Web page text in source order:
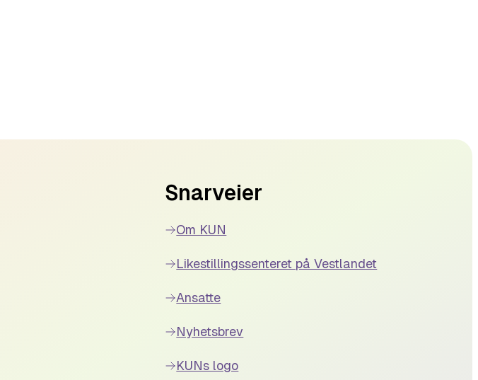
Snarveier
Om KUN
Likestillingssenteret på Vestlandet
Ansatte
Nyhetsbrev
KUNs logo